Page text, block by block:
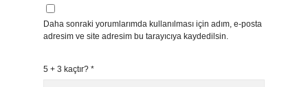
Daha sonraki yorumlarımda kullanılması için adım, e-posta
adresim ve site adresim bu tarayıcıya kaydedilsin.
5 + 3 kaçtır? *